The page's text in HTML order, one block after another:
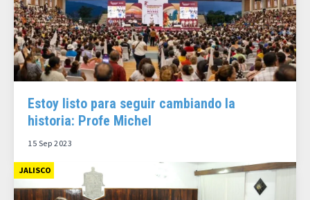
Estoy listo para seguir cambiando la
historia: Profe Michel
15 Sep 2023
JALISCO